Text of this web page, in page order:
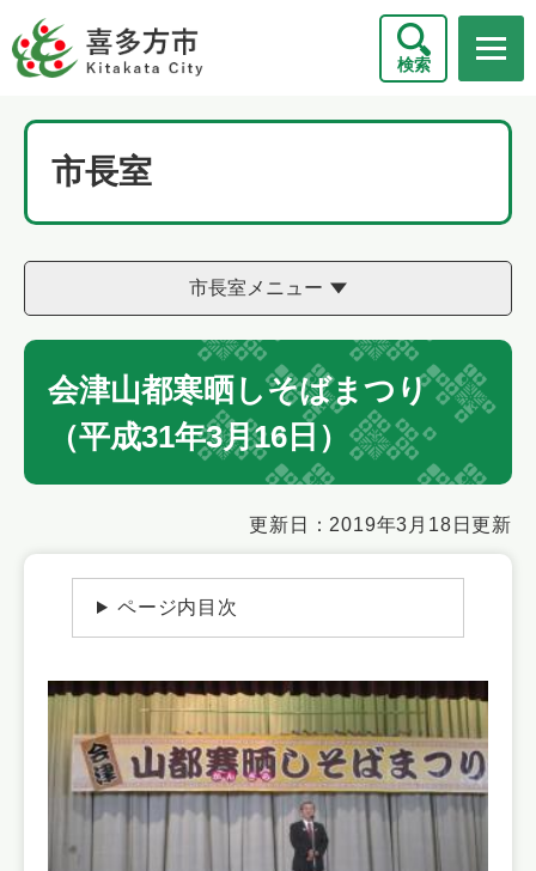
ー
ジ
検索
市長室
市長室メニュー
会津山都寒晒しそばまつり
（平成31年3月16日）
文
更新日：2019年3月18日更新
ページ内目次